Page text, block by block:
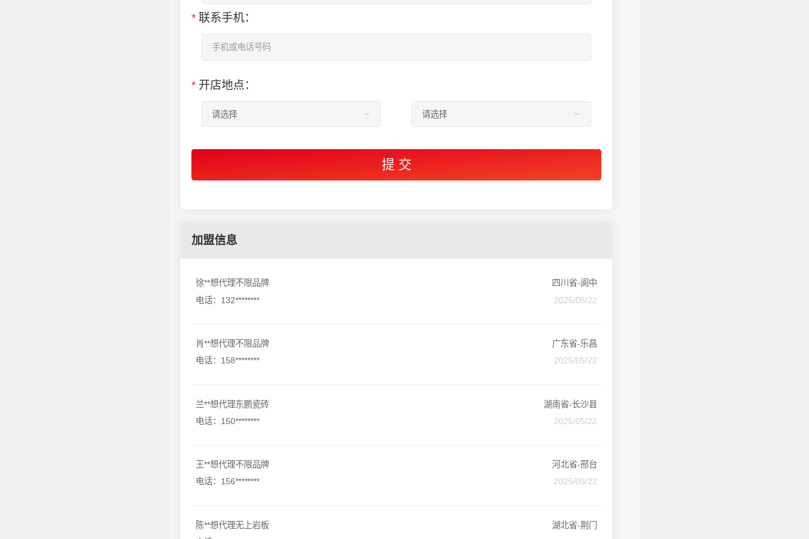
* 联系手机：
* 开店地点：
加盟信息
徐**想代理不限品牌
四川省-阆中
电话：132********
2025/05/22
肖**想代理不限品牌
广东省-乐昌
电话：158********
2025/05/22
兰**想代理东鹏瓷砖
湖南省-长沙县
电话：150********
2025/05/22
王**想代理不限品牌
河北省-邢台
电话：156********
2025/05/22
陈**想代理无上岩板
湖北省-荆门